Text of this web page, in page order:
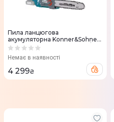
Пила ланцюгова
акумуляторна Konner&Sohnen
KS CS20V-12, 20V, 3000об/хв
Немає в наявності
4 299₴